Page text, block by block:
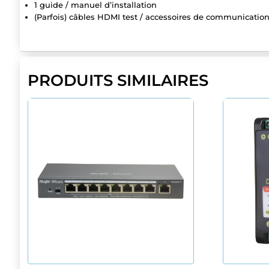
1 guide / manuel d’installation
(Parfois) câbles HDMI test / accessoires de communication
PRODUITS SIMILAIRES